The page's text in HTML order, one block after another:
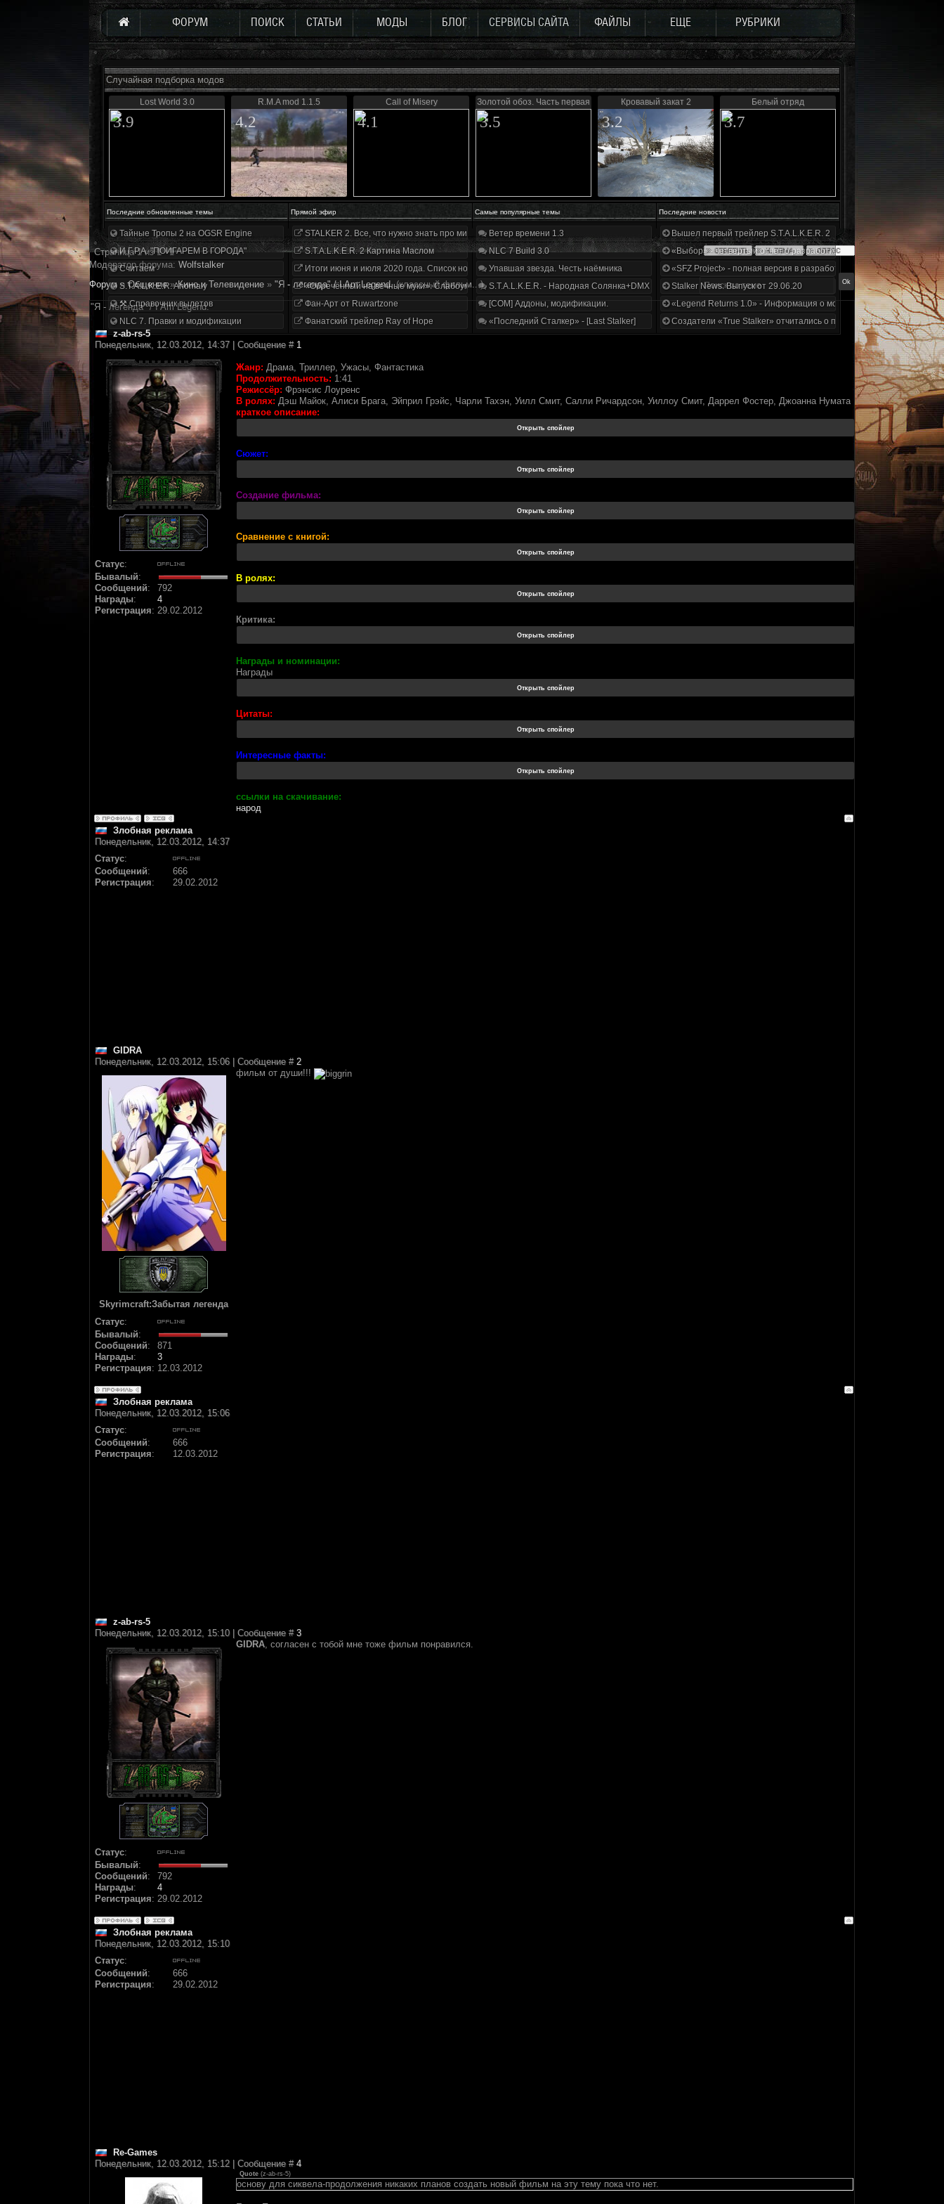
ФОРУМ ПОИСК СТАТЬИ МОДЫ БЛОГ СЕРВИСЫ САЙТА ФАЙЛЫ ЕЩЕ РУБРИКИ
Случайная подборка модов
Lost World 3.0
3.9
R.M.A mod 1.1.5
4.2
Call of Misery
4.1
Золотой обоз. Часть первая
3.5
Кровавый закат 2
3.2
Белый отряд
3.7
Последние обновленные темы Прямой эфир Самые популярные темы Последние новости
Тайные Тропы 2 на OGSR Engine
И.Г.Р.А. "ПОИГАРЕМ В ГОРОДА"
Считаем
S.T.A.L.K.E.R. Anomaly
⚒ Справочник вылетов
NLC 7. Правки и модификации
STALKER 2. Все, что нужно знать про мир, геймплей и сюжет | Разбор трейлера
S.T.A.L.K.E.R. 2 Картина Маслом
Итоги июня и июля 2020 года. Список нововведений
«Обречённый на вечные муки». Слабоумие и отвага
Фан-Арт от Ruwartzone
Фанатский трейлер Ray of Hope
Ветер времени 1.3
NLC 7 Build 3.0
Упавшая звезда. Честь наёмника
S.T.A.L.K.E.R. - Народная Солянка+DMX 1.3.5.ООП.МА.К.
[COM] Аддоны, модификации.
«Последний Сталкер» - [Last Stalker]
Вышел первый трейлер S.T.A.L.K.E.R. 2
«Выбор» - четвертый отчет о разработке!
«SFZ Project» - полная версия в разработке!
Stalker News. Выпуск от 29.06.20
«Legend Returns 1.0» - Информация о моде за июнь 2020
Создатели «True Stalker» отчитались о проделанной работе
Страница1из1
1
Модератор форума: Wolfstalker
Форум » Общение » Кино и Телевидение » "Я - легенда" / I Am Legend. (классный фильм...)
"Я - легенда" / I Am Legend.
z-ab-rs-5
Понедельник, 12.03.2012, 14:37 | Сообщение # 1
Статус:
Бывалый:
Сообщений:
792
Награды:
4
Регистрация: 29.02.2012
Жанр: Драма, Триллер, Ужасы, Фантастика
Продолжительность: 1:41
Режиссёр: Фрэнсис Лоуренс
В ролях: Дэш Майок, Алиси Брага, Эйприл Грэйс, Чарли Тахэн, Уилл Смит, Салли Ричардсон, Уиллоу Смит, Даррел Фостер, Джоанна Нумата
краткое описание:
Сюжет:
Создание фильма:
Сравнение с книгой:
В ролях:
Критика:
Награды и номинации:
Награды
Цитаты:
Интересные факты:
ссылки на скачивание:
народ
Злобная реклама
Понедельник, 12.03.2012, 14:37
Статус:
Сообщений:
666
Регистрация: 29.02.2012
GIDRA
Понедельник, 12.03.2012, 15:06 | Сообщение # 2
Skyrimcraft:Забытая легенда
Статус:
Бывалый:
Сообщений:
871
Награды:
3
Регистрация: 12.03.2012
фильм от души!!!
Злобная реклама
Понедельник, 12.03.2012, 15:06
Статус:
Сообщений:
666
Регистрация: 12.03.2012
z-ab-rs-5
Понедельник, 12.03.2012, 15:10 | Сообщение # 3
Статус:
Бывалый:
Сообщений:
792
Награды:
4
Регистрация: 29.02.2012
GIDRA, согласен с тобой мне тоже фильм понравился.
Злобная реклама
Понедельник, 12.03.2012, 15:10
Статус:
Сообщений:
666
Регистрация: 29.02.2012
Re-Games
Понедельник, 12.03.2012, 15:12 | Сообщение # 4
Quote (z-ab-rs-5)
основу для сиквела-продолжения никаких планов создать новый фильм на эту тему пока что нет.